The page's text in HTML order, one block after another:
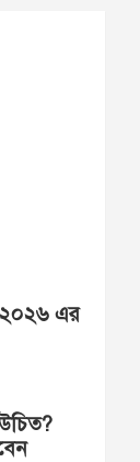
২০২৬ এর